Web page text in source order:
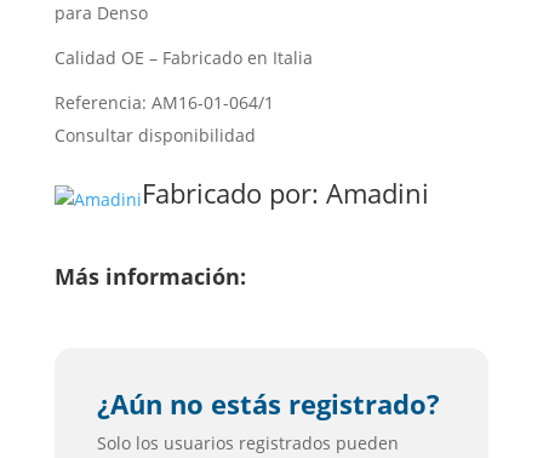
para Denso
Calidad OE – Fabricado en Italia
Referencia: AM16-01-064/1
Consultar disponibilidad
Fabricado por: Amadini
Más información:
¿Aún no estás registrado?
Solo los usuarios registrados pueden